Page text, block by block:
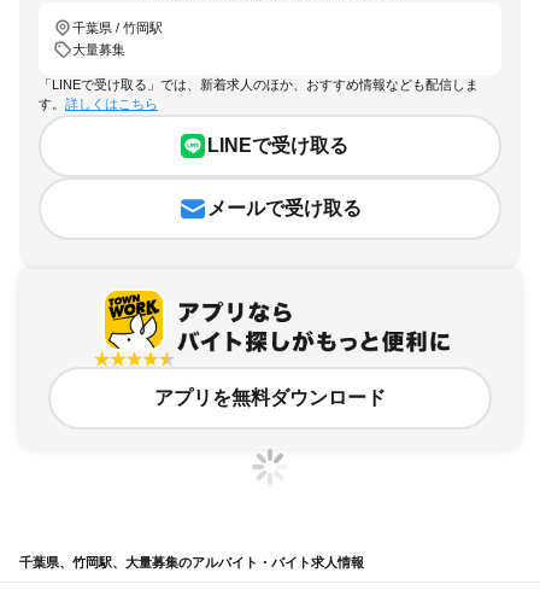
千葉県 / 竹岡駅
大量募集
「LINEで受け取る」では、新着求人のほか、おすすめ情報なども配信しま
す。 詳しくはこちら
LINEで受け取る
メールで受け取る
アプリを無料ダウンロード
千葉県、竹岡駅、大量募集のアルバイト・バイト求人情報